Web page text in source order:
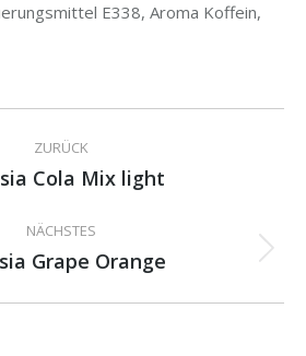
E338, Aroma Koffein,
ZURÜCK
Vorheriger
Cola Mix light
NÄCHSTES
Nächster
Grape Orange